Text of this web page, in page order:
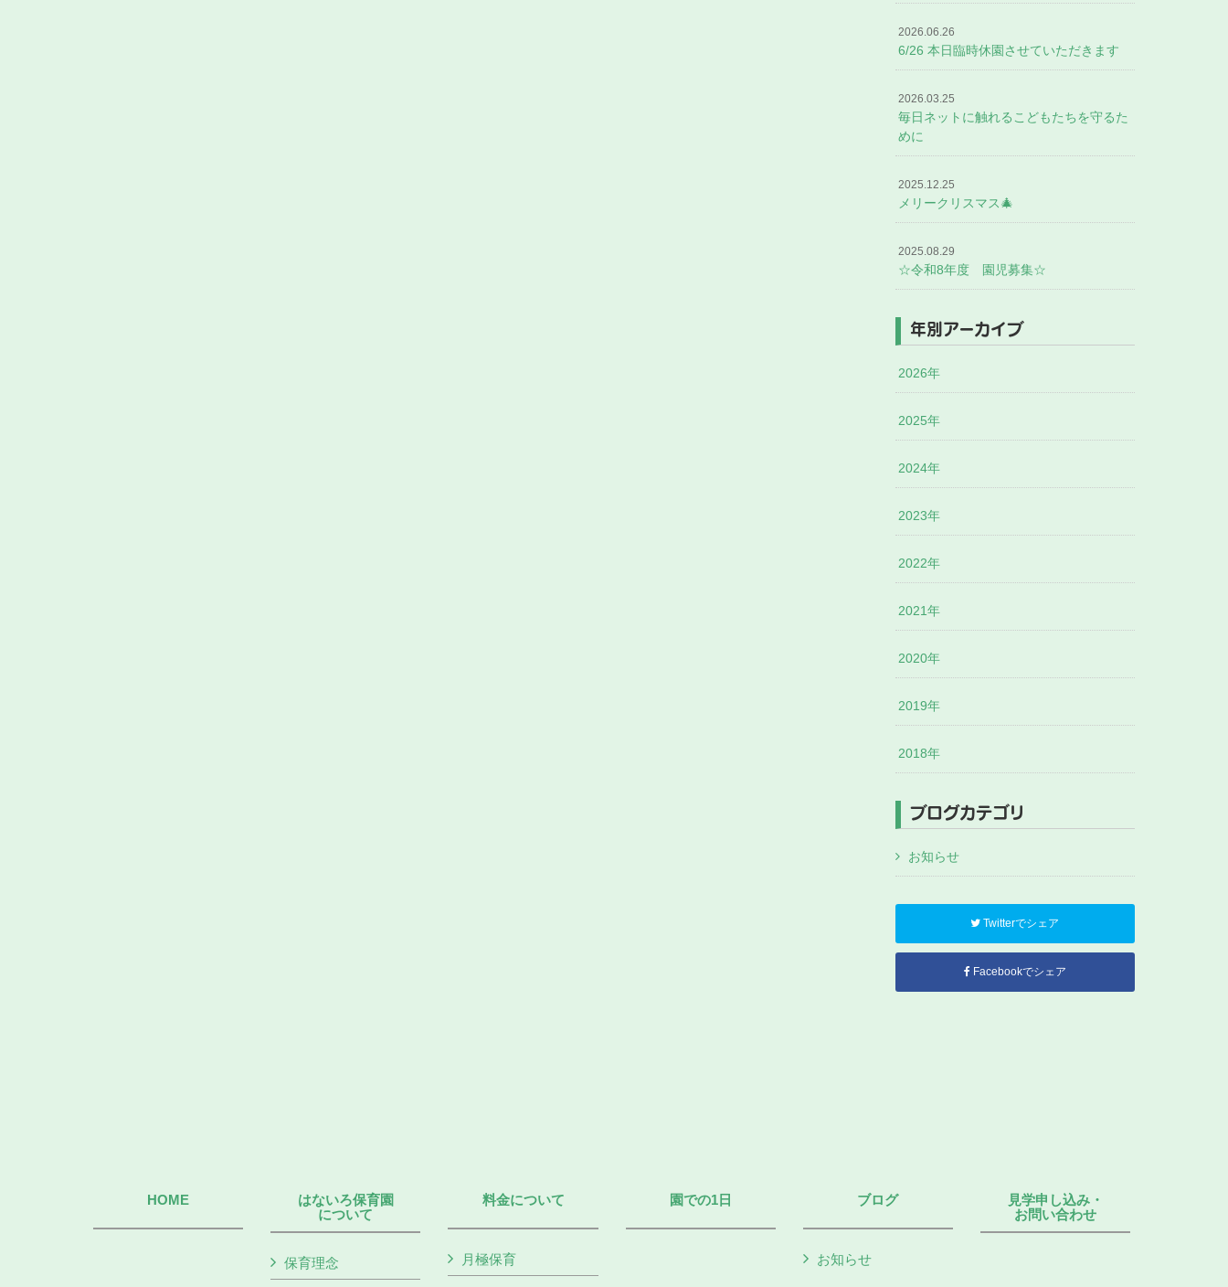
2026.06.26
6/26 本日臨時休園させていただきます
2026.03.25
毎日ネットに触れるこどもたちを守るた
めに
2025.12.25
メリークリスマス🎄
2025.08.29
☆令和8年度 園児募集☆
年別アーカイブ
2026年
2025年
2024年
2023年
2022年
2021年
2020年
2019年
2018年
ブログカテゴリ
お知らせ
Twitterでシェア
Facebookでシェア
HOME
はないろ保育園
について
保育理念
料金について
月極保育
園での1日 ブログ
お知らせ
見学申し込み・
お問い合わせ